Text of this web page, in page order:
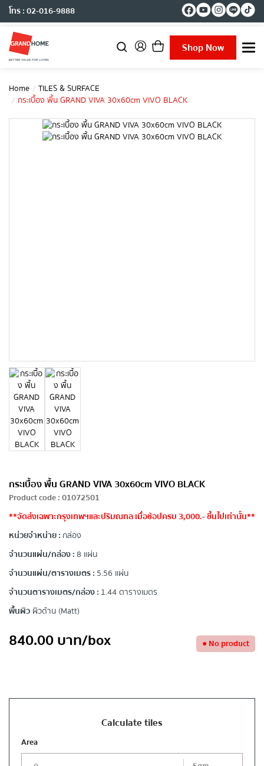
โทร : 02-016-9888
Shop Now
T
n
Home
TILES & SURFACE
กระเบื้อง พื้น GRAND VIVA 30x60cm VIVO BLACK
กระเบื้อง พื้น GRAND VIVA 30x60cm VIVO BLACK
Product code:01072501
**จัดส่งเฉพาะกรุงเทพฯและปริมณฑล เมื่อช้อปครบ 3,000.- ขึ้นไปเท่านั้น**
หน่วยจำหน่าย : กล่อง
จำนวนแผ่น/กล่อง :8 แผ่น
จำนวนแผ่น/ตารางเมตร : 5.56 แผ่น
จำนวนตารางเมตร/กล่อง : 1.44 ตารางเมตร
พื้นผิว ผิวด้าน (Matt)
840.00บาท/box ●No product
Calculate tiles
Area